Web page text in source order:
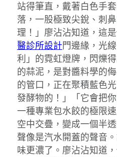
站得筆直，戴著白色手
落，一股極致尖銳、刺
理！」廖沾沾知道，這
醫診所設計門邊緣，光
利」的霓虹燈牌，閃爍
的蒜泥，是對醬料學的
的管口，正在聚積藍色
發酵物的！」「它會把
一種專業包水餃的極限
空中交疊，變成一個半
聲像是汽水開蓋的聲音
味更濃了。廖沾沾知道